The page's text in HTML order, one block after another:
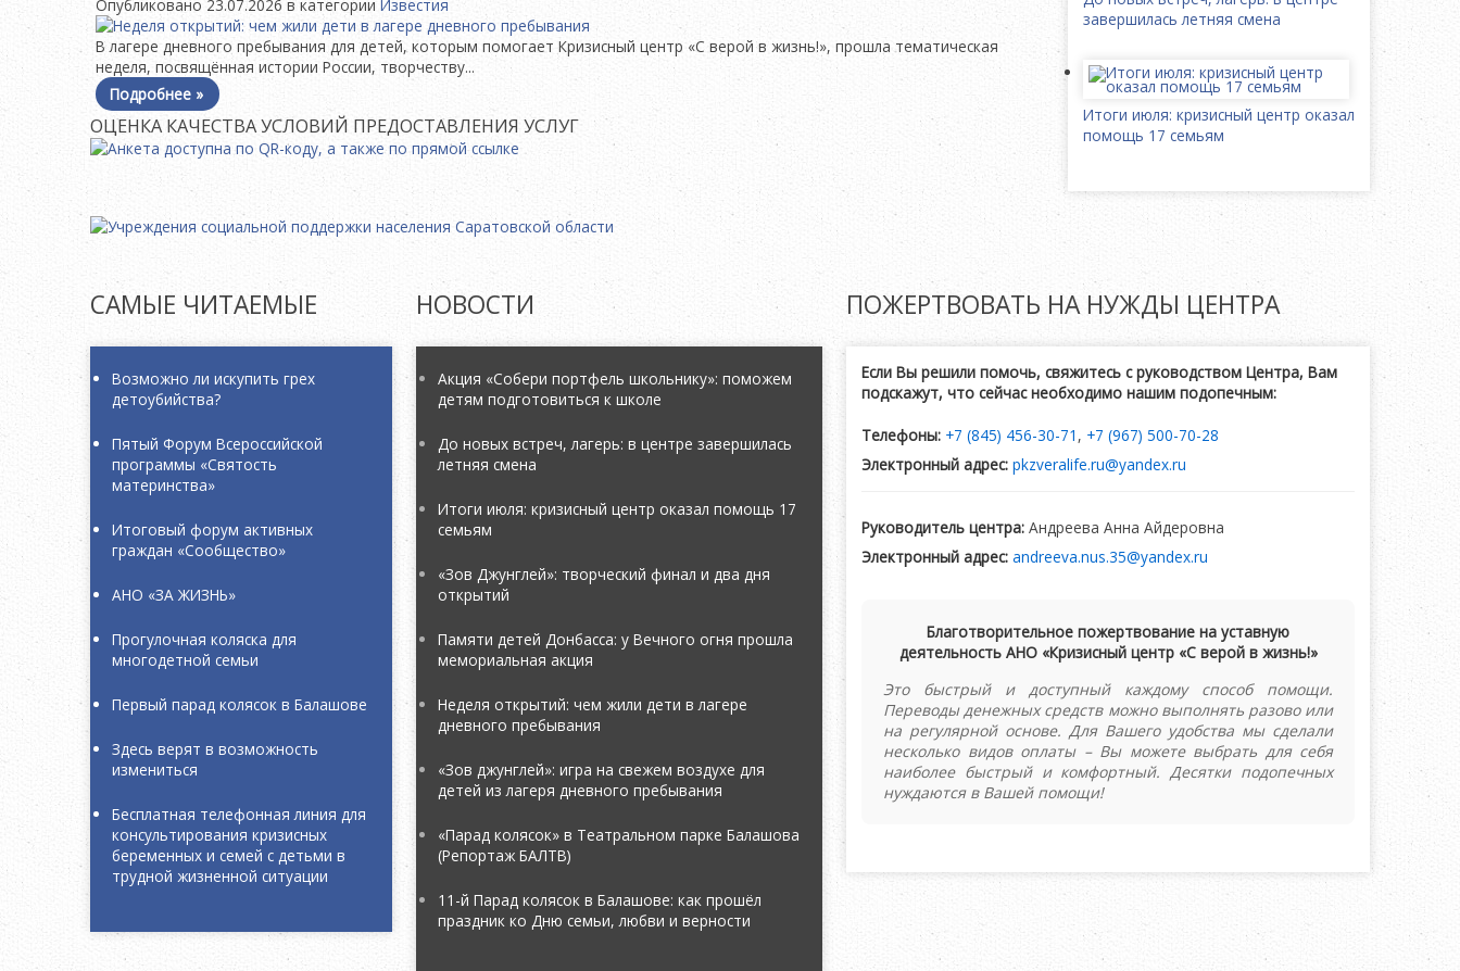
Опубликовано 23.07.2026 в категории Известия
В лагере дневного пребывания для детей, которым помогает Кризисный центр «С верой в жизнь!», прошла тематическая
неделя, посвящённая истории России, творчеству...
Подробнее »
ОЦЕНКА КАЧЕСТВА УСЛОВИЙ ПРЕДОСТАВЛЕНИЯ УСЛУГ
завершилась летняя смена
Итоги июля: кризисный центр оказал
помощь 17 семьям
САМЫЕ ЧИТАЕМЫЕ
Возможно ли искупить грех
детоубийства?
Пятый Форум Всероссийской
программы «Святость
материнства»
Итоговый форум активных
граждан «Сообщество»
АНО «ЗА ЖИЗНЬ»
Прогулочная коляска для
многодетной семьи
Первый парад колясок в Балашове
Здесь верят в возможность
измениться
Бесплатная телефонная линия для
консультирования кризисных
беременных и семей с детьми в
трудной жизненной ситуации
НОВОСТИ
Акция «Собери портфель школьнику»: поможем
детям подготовиться к школе
До новых встреч, лагерь: в центре завершилась
летняя смена
Итоги июля: кризисный центр оказал помощь 17
семьям
«Зов Джунглей»: творческий финал и два дня
открытий
Памяти детей Донбасса: у Вечного огня прошла
мемориальная акция
Неделя открытий: чем жили дети в лагере
дневного пребывания
«Зов джунглей»: игра на свежем воздухе для
детей из лагеря дневного пребывания
«Парад колясок» в Театральном парке Балашова
(Репортаж БАЛТВ)
11-й Парад колясок в Балашове: как прошёл
праздник ко Дню семьи, любви и верности
ПОЖЕРТВОВАТЬ НА НУЖДЫ ЦЕНТРА
Если Вы решили помочь, свяжитесь с руководством Центра, Вам
подскажут, что сейчас необходимо нашим подопечным:
Телефоны: +7 (845) 456-30-71 , +7 (967) 500-70-28
Электронный адрес: pkzveralife.ru@yandex.ru
Руководитель центра: Андреева Анна Айдеровна
Электронный адрес: andreeva.nus.35@yandex.ru
Благотворительное пожертвование на уставную
деятельность АНО «Кризисный центр «С верой в жизнь!»
Это быстрый и доступный каждому способ помощи.
Переводы денежных средств можно выполнять разово или
на регулярной основе. Для Вашего удобства мы сделали
несколько видов оплаты – Вы можете выбрать для себя
наиболее быстрый и комфортный. Десятки подопечных
нуждаются в Вашей помощи!